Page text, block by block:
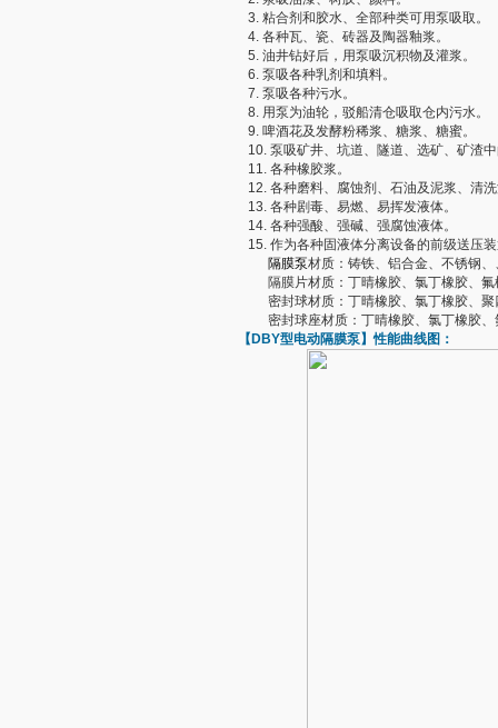
3. 粘合剂和胶水、全部种类可用泵吸取。
4. 各种瓦、瓷、砖器及陶器釉浆。
5. 油井钻好后，用泵吸沉积物及灌浆。
6. 泵吸各种乳剂和填料。
7. 泵吸各种污水。
8. 用泵为油轮，驳船清仓吸取仓内污水。
9. 啤酒花及发酵粉稀浆、糖浆、糖蜜。
10. 泵吸矿井、坑道、隧道、选矿、矿渣
11. 各种橡胶浆。
12. 各种磨料、腐蚀剂、石油及泥浆、清
13. 各种剧毒、易燃、易挥发液体。
14. 各种强酸、强碱、强腐蚀液体。
15. 作为各种固液体分离设备的前级送压
隔膜泵材质：铸铁、铝合金、不锈钢
隔膜片材质：丁晴橡胶、氯丁橡胶、氟
密封球材质：丁晴橡胶、氯丁橡胶、聚
密封球座材质：丁晴橡胶、氯丁橡胶、
【DBY型电动隔膜泵】性能曲线图：